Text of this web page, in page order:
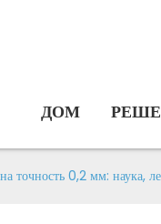
ДОМ
точность 0,2 мм: наука,